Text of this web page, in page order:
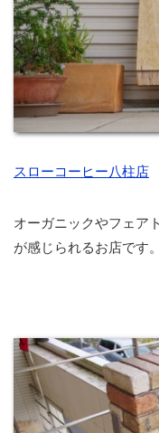
スローコーヒー八柱店
オーガニックやフェア
が感じられるお店です。